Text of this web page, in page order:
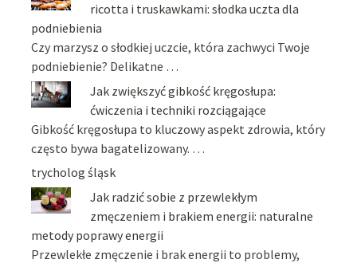
ricotta i truskawkami: słodka uczta dla
podniebienia
Czy marzysz o słodkiej uczcie, która zachwyci Twoje
podniebienie? Delikatne …
Jak zwiększyć gibkość kręgosłupa:
ćwiczenia i techniki rozciągające
Gibkość kręgosłupa to kluczowy aspekt zdrowia, który
często bywa bagatelizowany. …
trycholog śląsk
Jak radzić sobie z przewlekłym
zmęczeniem i brakiem energii: naturalne
metody poprawy energii
Przewlekłe zmęczenie i brak energii to problemy,